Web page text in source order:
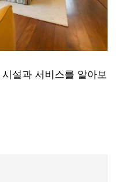
설과 서비스를 알아보